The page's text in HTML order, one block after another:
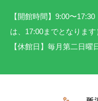
【開館時間】9:00〜
は、17:00までとなります
【休館日】毎月第二日曜